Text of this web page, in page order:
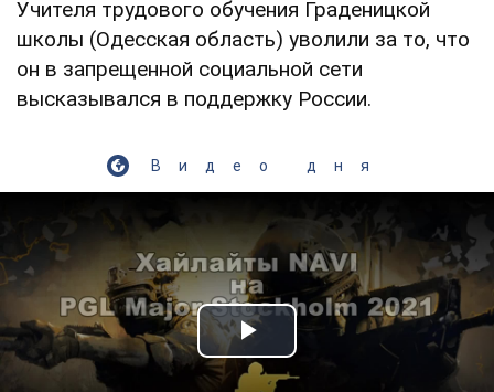
Учителя трудового обучения Граденицкой
школы (Одесская область) уволили за то, что
он в запрещенной социальной сети
высказывался в поддержку России.
Видео дня
Play Video